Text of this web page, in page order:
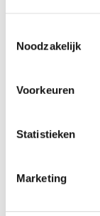
Noodzakelijk
Voorkeuren
Statistieken
Marketing